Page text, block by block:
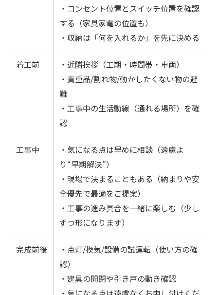
・コンセント位置とスイッチ位置を確認
する（家具家電の位置も）
・収納は「何を入れるか」を先に決める
着工前
・近隣挨拶（工期・時間帯・車両）
・貴重品/割れ物/動かしたくない物の避
難
・工事中の生活動線（通れる場所）を確
認
工事中
・気になる点は早めに相談（遠慮よ
り“早期解決”）
・現場で決まることもある（納まりや安
全優先で最適をご提案）
・工事の進み具合を一緒に楽しむ（少し
ずつ形になります）
完成前後
・点灯/換気/設備の試運転（使い方の確
認）
・建具の開閉や引き戸の動き確認